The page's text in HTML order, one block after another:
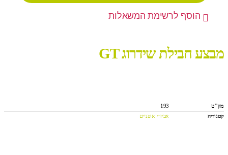
הוסף לרשימת המשאלות
מבצע חבילת שידרוג GT
מק"ט
193
קטגוריה
אביזרי אופניים